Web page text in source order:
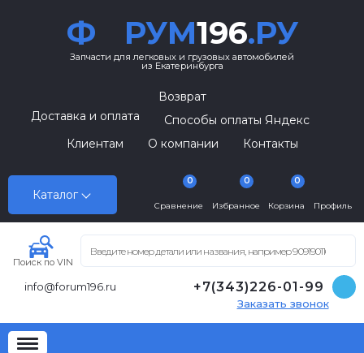
Ф РУМ196.РУ
Запчасти для легковых и грузовых автомобилей
из Екатеринбурга
Каталог
Возврат
Доставка и оплата
Способы оплаты Яндекс
Клиентам
О компании Контакты
Сравнение
0
Избранное
0
Корзина
0
Профиль
Поиск по VIN
info@forum196.ru +7(343)226-01-99
Заказать звонок